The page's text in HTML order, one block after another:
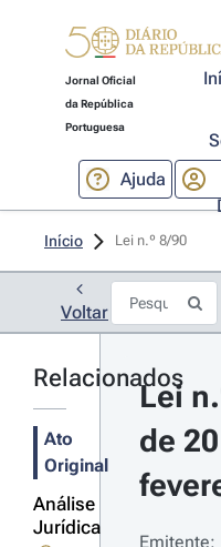
Jornal Oficial
da República
Portuguesa
Ajuda
Início Lei n.º 8/90
Voltar
Relacionados
Ato
Original
Análise
Jurídica
Lei
de
Emitente: